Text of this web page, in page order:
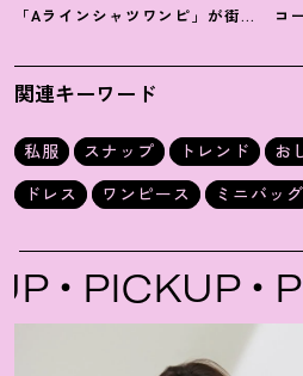
「Aラインシャツワンピ」が街で
さん
コ
さ
関連キーワード
私服 スナップ トレンド お
ドレス
ワンピース ミニバッグ
PICKUP